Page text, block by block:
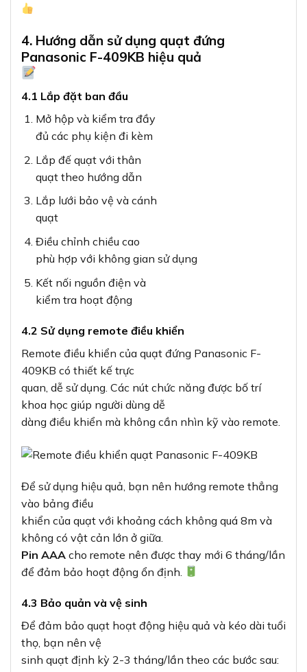
4. Hướng dẫn sử dụng quạt đứng
Panasonic F-409KB hiệu quả
4.1 Lắp đặt ban đầu
Mở hộp và kiểm tra đầy
đủ các phụ kiện đi kèm
Lắp đế quạt với thân
quạt theo hướng dẫn
Lắp lưới bảo vệ và cánh
quạt
Điều chỉnh chiều cao
phù hợp với không gian sử dụng
Kết nối nguồn điện và
kiểm tra hoạt động
4.2 Sử dụng remote điều khiển
Remote điều khiển của quạt đứng Panasonic F-
409KB có thiết kế trực
quan, dễ sử dụng. Các nút chức năng được bố trí
khoa học giúp người dùng dễ
dàng điều khiển mà không cần nhìn kỹ vào remote.
Để sử dụng hiệu quả, bạn nên hướng remote thẳng
vào bảng điều
khiển của quạt với khoảng cách không quá 8m và
không có vật cản lớn ở giữa.
Pin AAA cho remote nên được thay mới 6 tháng/lần
để đảm bảo hoạt động ổn định.
4.3 Bảo quản và vệ sinh
Để đảm bảo quạt hoạt động hiệu quả và kéo dài tuổi
thọ, bạn nên vệ
sinh quạt định kỳ 2-3 tháng/lần theo các bước sau: